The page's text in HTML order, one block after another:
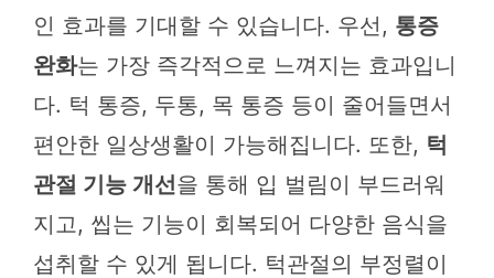
인 효과를 기대할 수 있습니다. 우선, 통증
완화는 가장 즉각적으로 느껴지는 효과입니
다. 턱 통증, 두통, 목 통증 등이 줄어들면서
편안한 일상생활이 가능해집니다. 또한, 턱
관절 기능 개선을 통해 입 벌림이 부드러워
지고, 씹는 기능이 회복되어 다양한 음식을
섭취할 수 있게 됩니다. 턱관절의 부정렬이